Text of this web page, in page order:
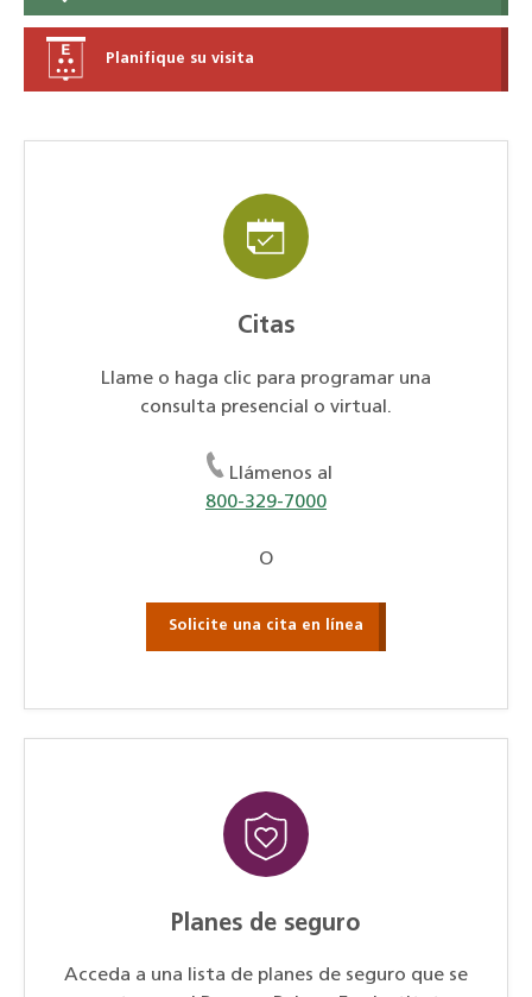
Planifique su visita
Citas
Llame o haga clic para programar una
consulta presencial o virtual.
Llámenos al
800-329-7000
O
Solicite una cita en línea
Planes de seguro
Acceda a una lista de planes de seguro que se